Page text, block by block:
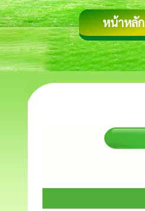
หน้าหลัก